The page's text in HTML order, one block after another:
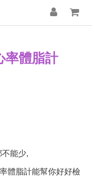
率體脂計
能少,
體脂計能幫你好好檢